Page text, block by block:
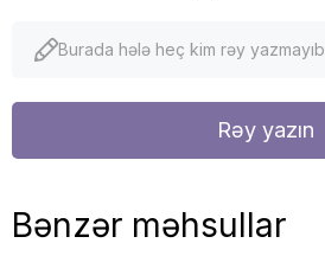
Burada hələ heç kim rəy
Rəy yazın
Bənzər məhsullar